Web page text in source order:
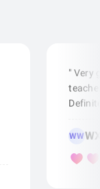
" Very
WW